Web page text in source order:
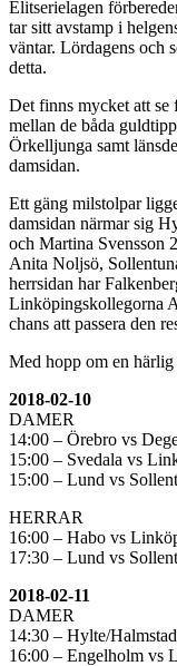
Elitserielagen
tar sitt avstamp i
väntar. Lördagens och
detta.
Det finns mycket att se
mellan de båda
Örkelljunga samt
damsidan.
Ett gäng milstolpar
damsidan närmar sig
och Martina Svensson
Anita Noljsö,
herrsidan har
Linköpingskollegorna
chans att passera den
Med hopp om en
2018-02-10
DAMER
14:00 – Örebro vs
15:00 – Svedala vs
15:00 – Lund vs
HERRAR
16:00 – Habo vs
17:30 – Lund vs
2018-02-11
DAMER
14:30 – Hylte/
16:00 – Engelholm vs